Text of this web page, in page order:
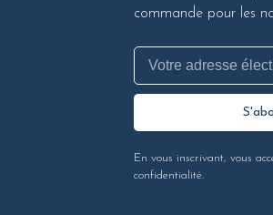
commande pour les
En vous inscrivant, vous
confidentialité.